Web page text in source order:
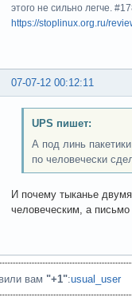
этого не сильно легче.
https://stoplinux.org.ru/
07-07-12 00:12:11
UPS пишет:
А под линь
по человечески
И почему тыканье
человеческим, а
вам "+1":usual_user